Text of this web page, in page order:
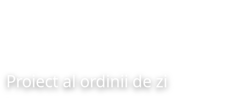
Proiect al ordinii de zi